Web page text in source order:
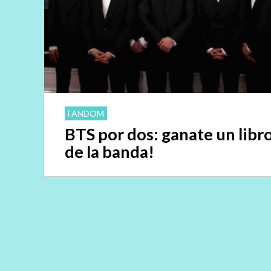
FANDOM
BTS por dos: ganate un
de la banda!